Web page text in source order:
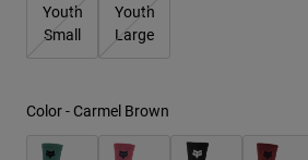
Shirts
Tout acheter
Youth
Small
Youth
Large
Color - Carmel Brown